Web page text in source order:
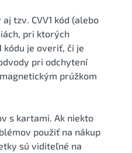
tzv. CVV1 kód (alebo
pri ktorých
kódu je overiť, či je
pri odchytení
prúžkom
s kartami. Ak niekto
použiť na nákup
sú viditeľné na